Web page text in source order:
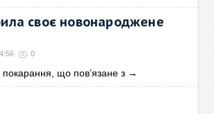
своє новонароджене
0
покарання, що пов’язане з →